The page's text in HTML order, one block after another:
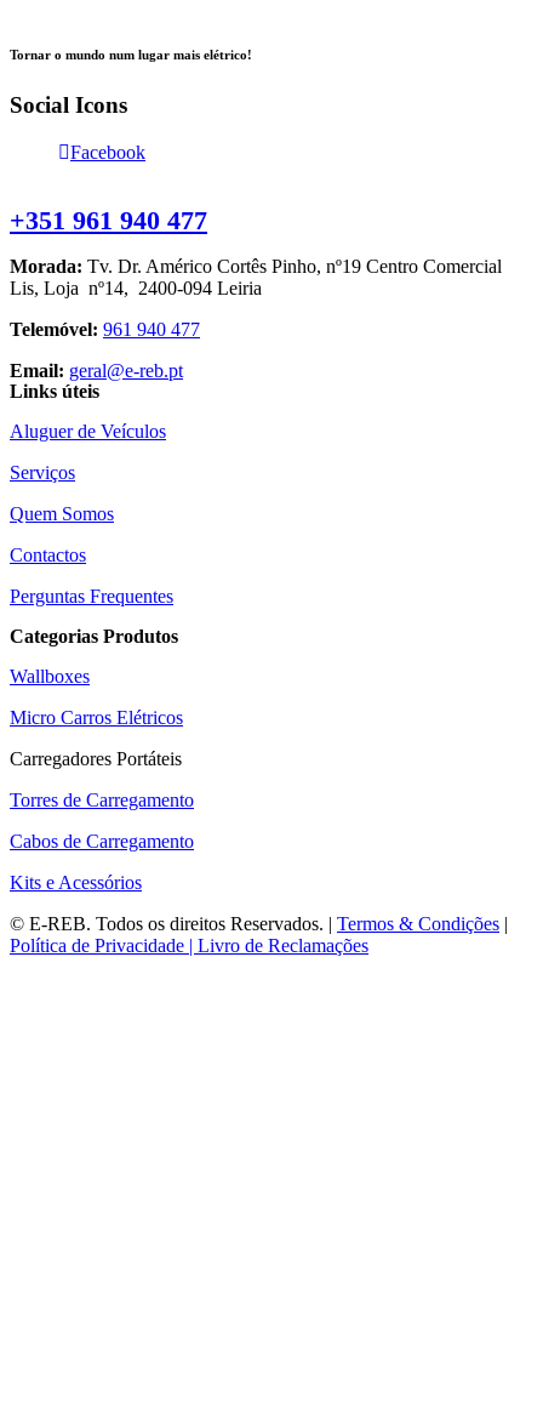
Tornar o mundo num lugar mais elétrico!
Social Icons
Facebook
+351 961 940 477
Morada: Tv. Dr. Américo Cortês Pinho, nº19 Centro Comercial
Lis, Loja nº14, 2400-094 Leiria
Telemóvel: 961 940 477
Email: geral@e-reb.pt
Links úteis
Aluguer de Veículos
Serviços
Quem Somos
Contactos
Perguntas Frequentes
Categorias Produtos
Wallboxes
Micro Carros Elétricos
Carregadores Portáteis
Torres de Carregamento
Cabos de Carregamento
Kits e Acessórios
© E-REB. Todos os direitos Reservados. | Termos & Condições |
Política de Privacidade | Livro de Reclamações